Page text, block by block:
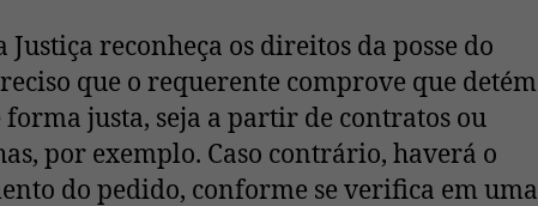
Justiça reconheça os direitos da posse do
que o requerente comprove que detém
forma justa, seja a partir de contratos ou
por exemplo. Caso contrário, haverá o
do pedido, conforme se verifica em uma